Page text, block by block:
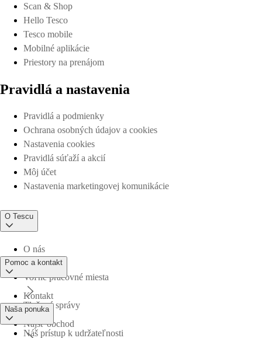
Scan & Shop
Hello Tesco
Tesco mobile
Mobilné aplikácie
Priestory na prenájom
Pravidlá a nastavenia
Pravidlá a podmienky
Ochrana osobných údajov a cookies
Nastavenia cookies
Pravidlá súťaží a akcií
Môj účet
Nastavenia marketingovej komunikácie
O Tescu
O nás
Voľné pracovné miesta
Tlačové správy
Náš prístup k udržateľnosti
Pomoc a kontakt
Kontakt
Nájsť obchod
Naša ponuka